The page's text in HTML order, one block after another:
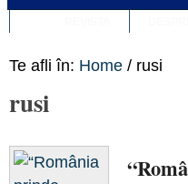
Te afli în: Home / rusi
rusi